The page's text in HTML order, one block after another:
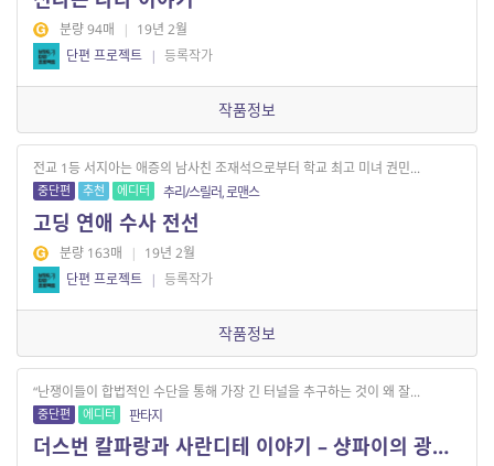
분량 94매 | 19년 2월
단편 프로젝트 | 등록작가
작품정보
전교 1등 서지아는 애증의 남사친 조재석으로부터 학교 최고 미녀 권민...
중단편 추천 에디터 추리/스릴러, 로맨스
고딩 연애 수사 전선
분량 163매 | 19년 2월
단편 프로젝트 | 등록작가
작품정보
“난쟁이들이 합법적인 수단을 통해 가장 긴 터널을 추구하는 것이 왜 잘...
중단편 에디터 판타지
더스번 칼파랑과 사란디테 이야기 – 샹파이의 광부들 2